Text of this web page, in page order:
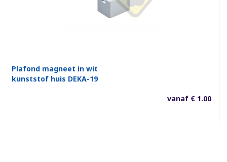
Plafond magneet in wit
kunststof huis DEKA-19
vanaf € 1.00